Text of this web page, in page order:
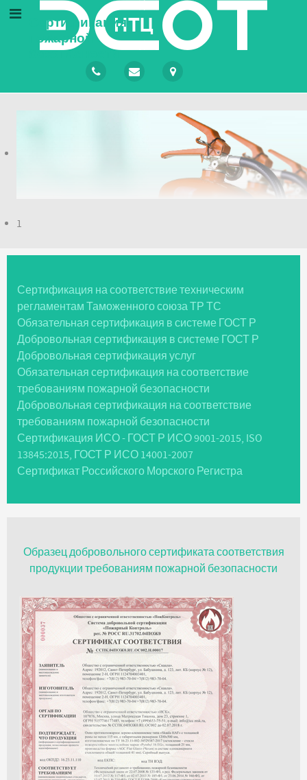
Сертификация
пожарной
безопасности
1
Сертификация на соответствие техническим
регламентам Таможенного союза ТР ТС
Обязательная сертификация в системе ГОСТ Р
Добровольная сертификация в системе ГОСТ Р
Добровольная сертификация услуг
Обязательная сертификация на соответствие
требованиям пожарной безопасности
Добровольная сертификация на соответствие
требованиям пожарной безопасности
Сертификация ИСО - ГОСТ Р ИСО 9001-2015, ISO
13845:2015, ГОСТ Р ИСО 14001-2007
Сертификат Российского Морского Регистра
Образец добровольного сертификата соответствия
продукции требованиям пожарной безопасности